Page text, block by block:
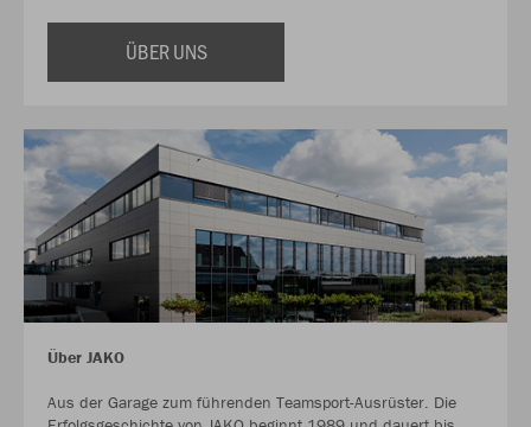
ÜBER UNS
Über JAKO
Aus der Garage zum führenden Teamsport-Ausrüster. Die